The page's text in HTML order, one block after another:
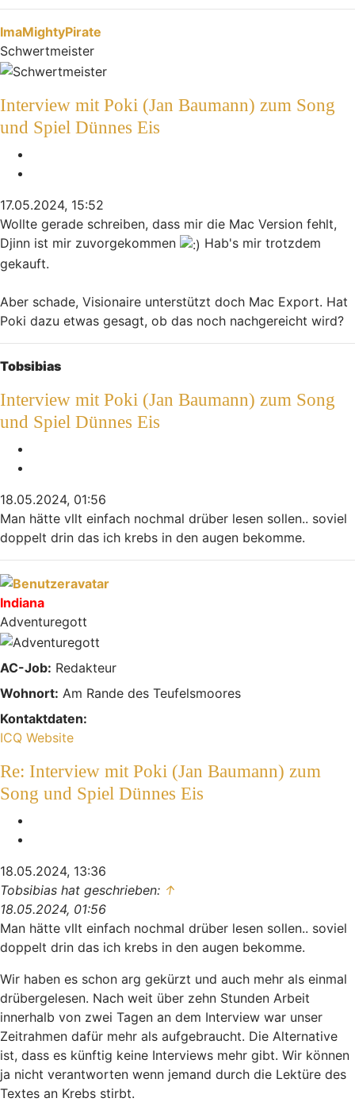
Nach oben
ImaMightyPirate
Schwertmeister
Interview mit Poki (Jan Baumann) zum Song
und Spiel Dünnes Eis
17.05.2024, 15:52
Wollte gerade schreiben, dass mir die Mac Version fehlt,
Djinn ist mir zuvorgekommen
Hab's mir trotzdem
gekauft.
Aber schade, Visionaire unterstützt doch Mac Export. Hat
Poki dazu etwas gesagt, ob das noch nachgereicht wird?
Tobsibias
Interview mit Poki (Jan Baumann) zum Song
und Spiel Dünnes Eis
18.05.2024, 01:56
Man hätte vllt einfach nochmal drüber lesen sollen.. soviel
doppelt drin das ich krebs in den augen bekomme.
Indiana
Adventuregott
AC-Job: Redakteur
Wohnort: Am Rande des Teufelsmoores
Kontaktdaten:
Kontaktdaten von Indiana
ICQ Website
Re: Interview mit Poki (Jan Baumann) zum
Song und Spiel Dünnes Eis
18.05.2024, 13:36
Tobsibias hat geschrieben: ↑
18.05.2024, 01:56
Man hätte vllt einfach nochmal drüber lesen sollen.. soviel
doppelt drin das ich krebs in den augen bekomme.
Wir haben es schon arg gekürzt und auch mehr als einmal
drübergelesen. Nach weit über zehn Stunden Arbeit
innerhalb von zwei Tagen an dem Interview war unser
Zeitrahmen dafür mehr als aufgebraucht. Die Alternative
ist, dass es künftig keine Interviews mehr gibt. Wir können
ja nicht verantworten wenn jemand durch die Lektüre des
Textes an Krebs stirbt.